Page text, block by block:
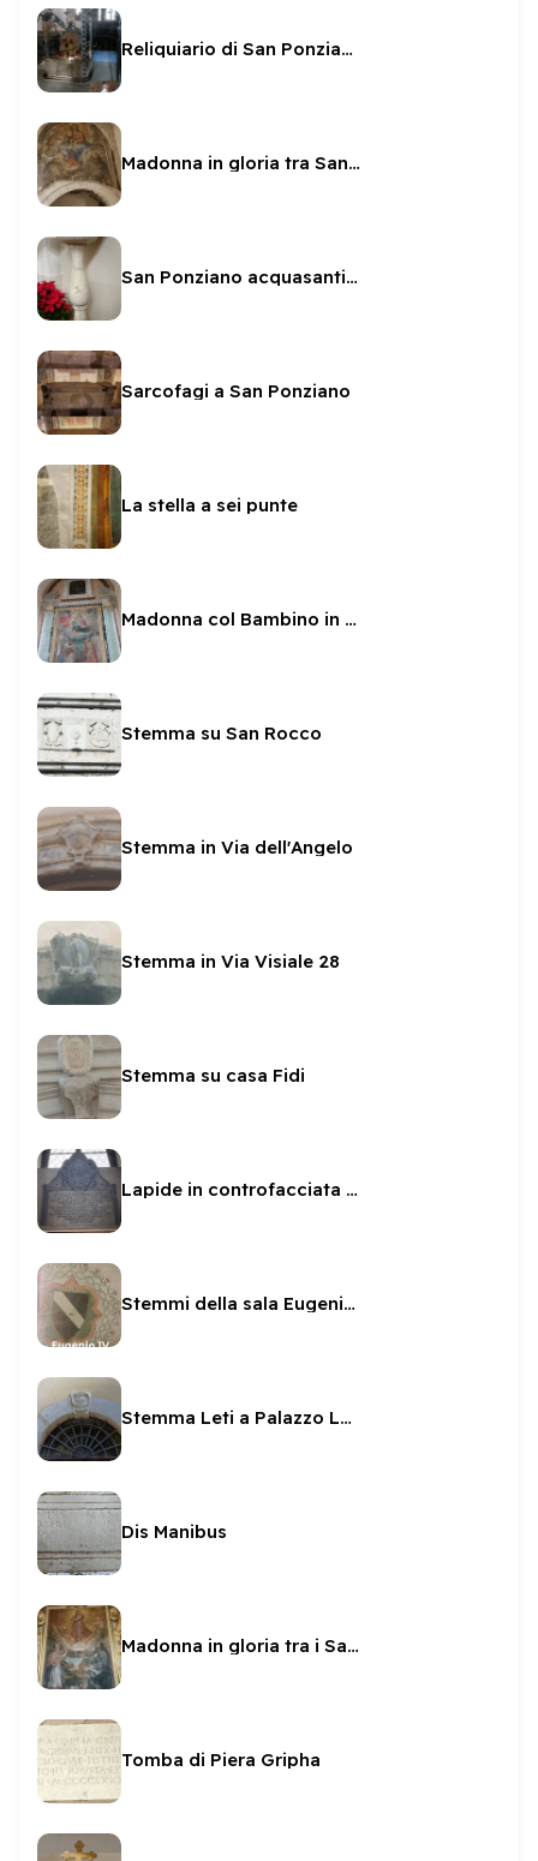
Reliquiario di San Ponziano
Madonna in gloria tra San Francesco d'Assisi e Sant'Antonio da Padova
San Ponziano acquasantiera
Sarcofagi a San Ponziano
La stella a sei punte
Madonna col Bambino in gloria tra Santi in San Pietro
Stemma su San Rocco
Stemma in Via dell'Angelo
Stemma in Via Visiale 28
Stemma su casa Fidi
Lapide in controfacciata in San Sabino
Stemmi della sala Eugenio IV
Stemma Leti a Palazzo Leti
Dis Manibus
Madonna in gloria tra i Santi Francesco, Carlo e Antonio
Tomba di Piera Gripha